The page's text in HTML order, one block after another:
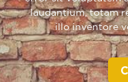
laudantium, totam
illo inventore